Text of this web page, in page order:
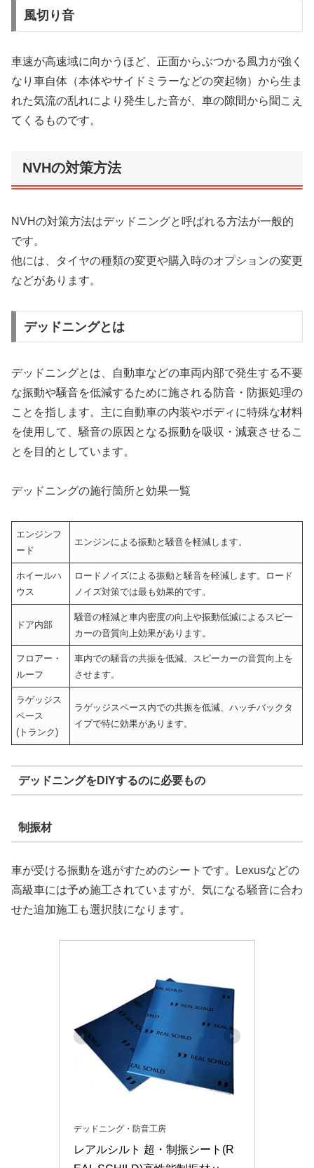
風切り音
車速が高速域に向かうほど、正面からぶつかる風力が強く
なり車自体（本体やサイドミラーなどの突起物）から生ま
れた気流の乱れにより発生した音が、車の隙間から聞こえ
てくるものです。
NVHの対策方法
NVHの対策方法はデッドニングと呼ばれる方法が一般的
です。
他には、タイヤの種類の変更や購入時のオプションの変更
などがあります。
デッドニングとは
デッドニングとは、自動車などの車両内部で発生する不要
な振動や騒音を低減するために施される防音・防振処理の
ことを指します。主に自動車の内装やボディに特殊な材料
を使用して、騒音の原因となる振動を吸収・減衰させるこ
とを目的としています。
デッドニングの施行箇所と効果一覧
エンジンフ
ード
エンジンによる振動と騒音を軽減します。
ホイールハ
ウス
ロードノイズによる振動と騒音を軽減します。ロード
ノイズ対策では最も効果的です。
ドア内部
騒音の軽減と車内密度の向上や振動低減によるスピー
カーの音質向上効果があります。
フロアー・
ルーフ
車内での騒音の共振を低減、スピーカーの音質向上を
させます。
ラゲッジス
ペース
(トランク)
ラゲッジスペース内での共振を低減、ハッチバックタ
イプで特に効果があります。
デッドニングをDIYするのに必要もの
制振材
車が受ける振動を逃がすためのシートです。Lexusなどの
高級車には予め施工されていますが、気になる騒音に合わ
せた追加施工も選択肢になります。
デッドニング・防音工房
レアルシルト 超・制振シート(R